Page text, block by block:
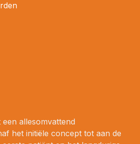
allesomvattend
het initiële concept tot aan de